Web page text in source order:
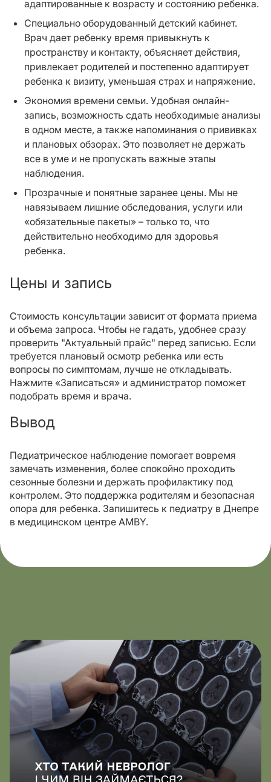
адаптированные к возрасту и состоянию ребенка.
Специально оборудованный детский кабинет.
Врач дает ребенку время привыкнуть к
пространству и контакту, объясняет действия,
привлекает родителей и постепенно адаптирует
ребенка к визиту, уменьшая страх и напряжение.
Экономия времени семьи. Удобная онлайн-
запись, возможность сдать необходимые анализы
в одном месте, а также напоминания о прививках
и плановых обзорах. Это позволяет не держать
все в уме и не пропускать важные этапы
наблюдения.
Прозрачные и понятные заранее цены. Мы не
навязываем лишние обследования, услуги или
«обязательные пакеты» – только то, что
действительно необходимо для здоровья
ребенка.
Цены и запись
Стоимость консультации зависит от формата приема
и объема запроса. Чтобы не гадать, удобнее сразу
проверить "Актуальный прайс" перед записью. Если
требуется плановый осмотр ребенка или есть
вопросы по симптомам, лучше не откладывать.
Нажмите «Записаться» и администратор поможет
подобрать время и врача.
Вывод
Педиатрическое наблюдение помогает вовремя
замечать изменения, более спокойно проходить
сезонные болезни и держать профилактику под
контролем. Это поддержка родителям и безопасная
опора для ребенка. Запишитесь к педиатру в Днепре
в медицинском центре AMBY.